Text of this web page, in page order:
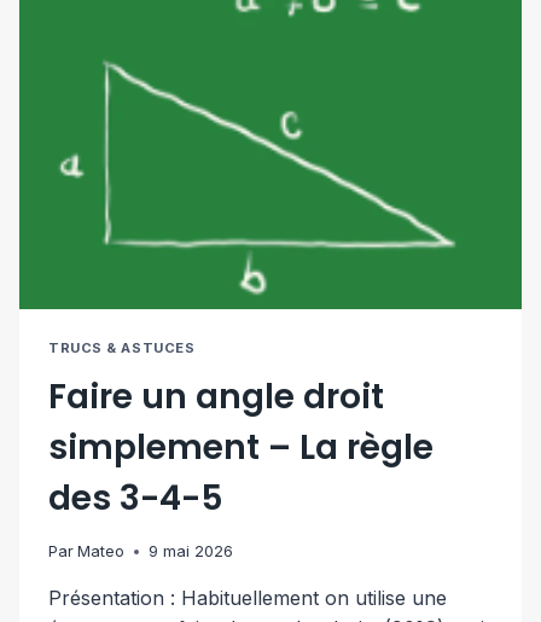
TRUCS & ASTUCES
Faire un angle droit
simplement – La règle
des 3-4-5
Par Mateo 9 mai 2026
Présentation : Habituellement on utilise une